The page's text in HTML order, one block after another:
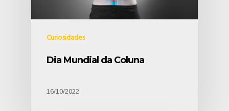
Curiosidades
Dia Mundial da Coluna
16/10/2022